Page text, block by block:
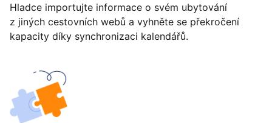
Hladce importujte informace o svém ubytování
z jiných cestovních webů a vyhněte se překročení
kapacity díky synchronizaci kalendářů.